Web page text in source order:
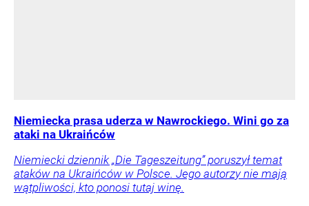
Niemiecka prasa uderza w Nawrockiego. Wini go za
ataki na Ukraińców
Niemiecki dziennik „Die Tageszeitung” poruszył temat
ataków na Ukraińców w Polsce. Jego autorzy nie mają
wątpliwości, kto ponosi tutaj winę.